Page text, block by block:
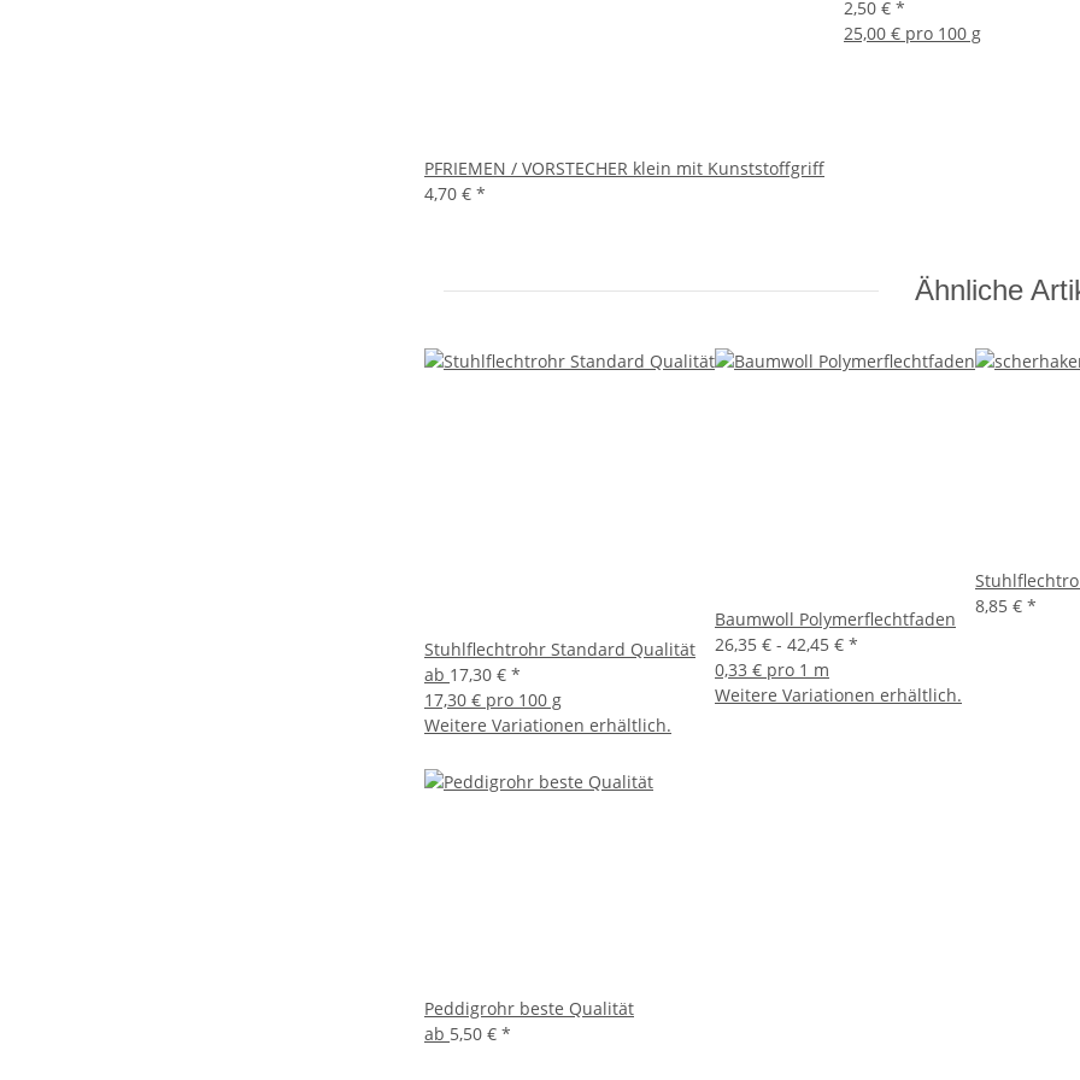
PFRIEMEN / VORSTECHER klein mit Kunststoffgriff
4,70 € *
2,50 € *
25,00 € pro 100 g
Ähnliche
Stuhlflechtrohr Standard Qualität
ab 17,30 € *
17,30 € pro 100 g
Weitere Variationen erhältlich.
Baumwoll Polymerflechtfaden
26,35 € - 42,45 € *
0,33 € pro 1 m
Weitere Variationen erhältlich.
8,85 € *
Peddigrohr beste Qualität
ab 5,50 € *